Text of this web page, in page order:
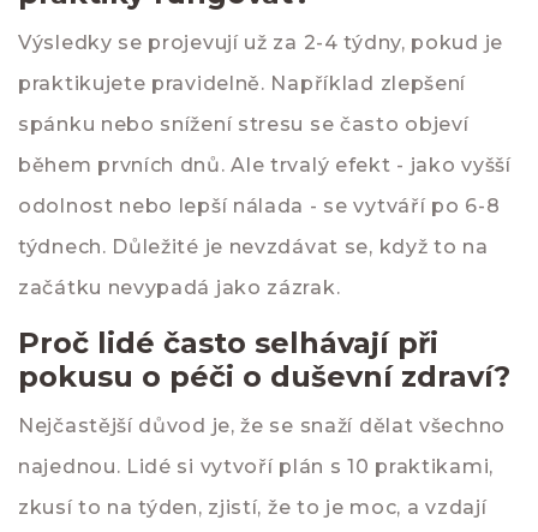
Výsledky se projevují už za 2-4 týdny, pokud je
praktikujete pravidelně. Například zlepšení
spánku nebo snížení stresu se často objeví
během prvních dnů. Ale trvalý efekt - jako vyšší
odolnost nebo lepší nálada - se vytváří po 6-8
týdnech. Důležité je nevzdávat se, když to na
začátku nevypadá jako zázrak.
Proč lidé často selhávají při
pokusu o péči o duševní zdraví?
Nejčastější důvod je, že se snaží dělat všechno
najednou. Lidé si vytvoří plán s 10 praktikami,
zkusí to na týden, zjistí, že to je moc, a vzdají